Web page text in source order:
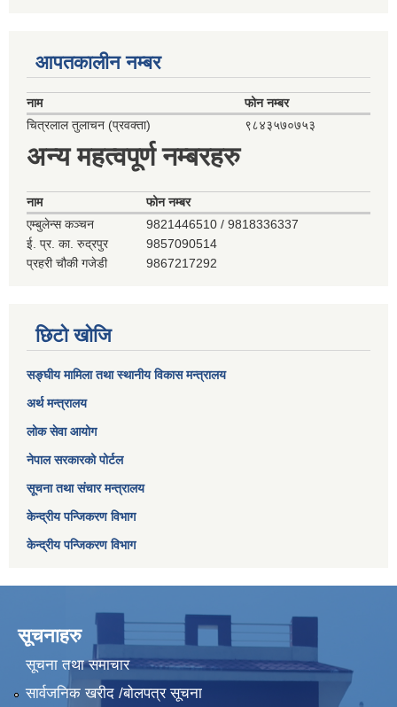
आपतकालीन नम्बर
नाम
फोन नम्बर
चित्रलाल तुलाचन (प्रवक्ता)
९८४३५७०७५३
अन्य महत्वपूर्ण नम्बरहरु
नाम
फोन नम्बर
एम्बुलेन्स कञ्‍चन
9821446510 / 9818336337
ई. प्र. का. रुद्रपुर
9857090514
प्रहरी चौकी गजेडी
9867217292
छिटो खोजि
सङ्घीय मामिला तथा स्थानीय विकास मन्त्रालय
अर्थ मन्त्रालय
लोक सेवा आयोग
नेपाल सरकारको पोर्टल
सूचना तथा संचार मन्त्रालय
केन्द्रीय पन्जिकरण विभाग
केन्द्रीय पन्जिकरण विभाग
सूचनाहरु
सूचना तथा समाचार
सार्वजनिक खरीद /बोलपत्र सूचना